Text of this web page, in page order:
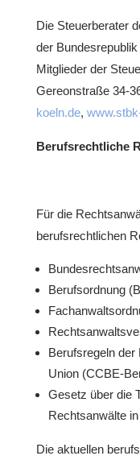
Die Steuerberater
der
Mitglieder der
Gereonstraße 34-
koeln.de,
Berufsrechtliche
Für die
berufsrechtlichen
Berufsordnung
Berufsregeln
Union (CCBE-
Gesetz über die
Rechtsanwälte
Die aktuellen